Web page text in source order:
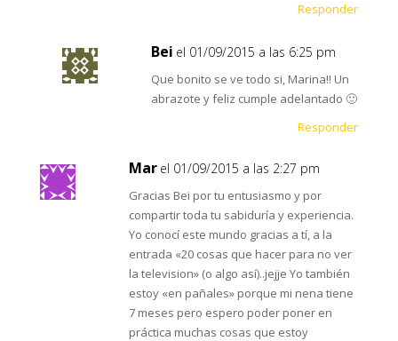
Responder
Bei el 01/09/2015 a las 6:25 pm
Que bonito se ve todo si, Marina!! Un
abrazote y feliz cumple adelantado 🙂
Responder
Mar el 01/09/2015 a las 2:27 pm
Gracias Bei por tu entusiasmo y por
compartir toda tu sabiduría y experiencia.
Yo conocí este mundo gracias a tí, a la
entrada «20 cosas que hacer para no ver
la television» (o algo así)..jejje Yo también
estoy «en pañales» porque mi nena tiene
7 meses pero espero poder poner en
práctica muchas cosas que estoy